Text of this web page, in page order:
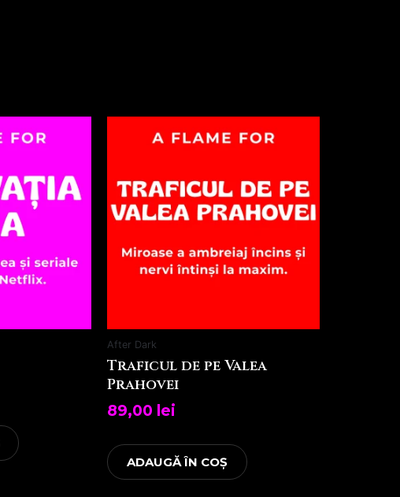
After Dark
Traficul de pe Valea
Prahovei
89,00 lei
ADAUGĂ ÎN COȘ